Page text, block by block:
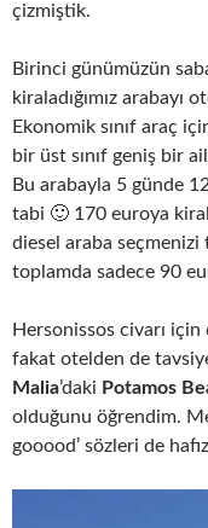
çizmiştik.
Birinci günümüzün
kiraladığımız
Ekonomik sınıf araç
bir üst sınıf geniş bir
Bu arabayla 5 günde
tabi 🙂 170 euroya
diesel araba
toplamda sadece 90
Hersonissos civarı
fakat otelden de
Malia’daki Potamos
olduğunu öğrendim.
gooood’ sözleri de